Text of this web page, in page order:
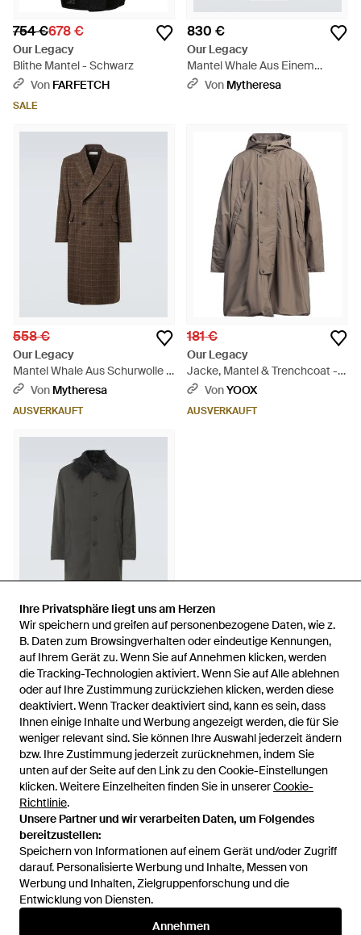
Ihre Privatsphäre liegt uns am Herzen
Wir speichern und greifen auf personenbezogene Daten, wie z.
B. Daten zum Browsingverhalten oder eindeutige Kennungen,
auf Ihrem Gerät zu. Wenn Sie auf Annehmen klicken, werden
die Tracking-Technologien aktiviert. Wenn Sie auf Alle ablehnen
oder auf Ihre Zustimmung zurückziehen klicken, werden diese
deaktiviert. Wenn Tracker deaktiviert sind, kann es sein, dass
Ihnen einige Inhalte und Werbung angezeigt werden, die für Sie
weniger relevant sind. Sie können Ihre Auswahl jederzeit ändern
bzw. Ihre Zustimmung jederzeit zurücknehmen, indem Sie
unten auf der Seite auf den Link zu den Cookie-Einstellungen
klicken. Weitere Einzelheiten finden Sie in unsererCookie-
Richtlinie.
Unsere Partner und wir verarbeiten Daten, um Folgendes
bereitzustellen:
Speichern von Informationen auf einem Gerät und/oder Zugriff
darauf. Personalisierte Werbung und Inhalte, Messen von
Werbung und Inhalten, Zielgruppenforschung und die
Entwicklung von Diensten.
Annehmen
Ihre Privatsphäre liegt uns am Herzen
Wir speichern und greifen auf personenbezogene Daten, wie z.
B. Daten zum Browsingverhalten oder eindeutige Kennungen,
auf Ihrem Gerät zu. Wenn Sie auf Annehmen klicken, werden
die Tracking-Technologien aktiviert. Wenn Sie auf Alle ablehnen
oder auf Ihre Zustimmung zurückziehen klicken, werden diese
deaktiviert. Wenn Tracker deaktiviert sind, kann es sein, dass
Ihnen einige Inhalte und Werbung angezeigt werden, die für Sie
weniger relevant sind. Sie können Ihre Auswahl jederzeit ändern
bzw. Ihre Zustimmung jederzeit zurücknehmen, indem Sie
unten auf der Seite auf den Link zu den Cookie-Einstellungen
klicken. Weitere Einzelheiten finden Sie in unsererCookie-
Richtlinie.
Unsere Partner und wir verarbeiten Daten, um Folgendes
bereitzustellen:
Speichern von Informationen auf einem Gerät und/oder Zugriff
darauf. Personalisierte Werbung und Inhalte, Messen von
Werbung und Inhalten, Zielgruppenforschung und die
Entwicklung von Diensten.
Annehmen
754 €678 €
Our Legacy
Blithe Mantel - Schwarz
Von FARFETCH
SALE
830 €
Our Legacy
Mantel Whale Aus Einem
Mohairgemisch - Schwarz
Von Mytheresa
558 €
Our Legacy
Mantel Whale Aus Schurwolle -
Braun
Von Mytheresa
AUSVERKAUFT
181 €
Our Legacy
Jacke, Mantel & Trenchcoat -
Braun
VonYOOX
AUSVERKAUFT
576 €
Our Legacy
Mantel Polar Mit Faux Fur -
GrauVonMytheresa
AUSVERKAUFT
International